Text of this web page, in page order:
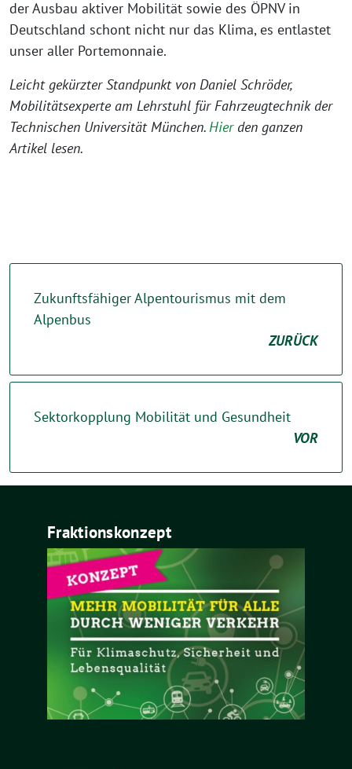
der Ausbau aktiver Mobilität sowie des ÖPNV in
Deutschland schont nicht nur das Klima, es entlastet
unser aller Portemonnaie.
Leicht gekürzter Standpunkt von Daniel Schröder,
Mobilitätsexperte am Lehrstuhl für Fahrzeugtechnik der
Technischen Universität München. Hierden ganzen
Artikel lesen.
Zukunftsfähiger Alpentourismus mit dem
Alpenbus
ZURÜCK
Sektorkopplung Mobilität und Gesundheit
VOR
Fraktionskonzept